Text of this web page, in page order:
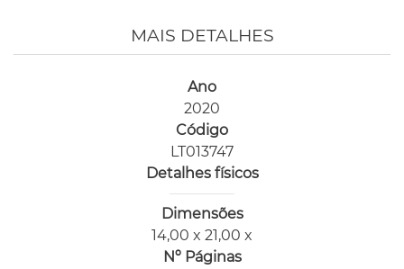
MAIS DETALHES
Ano
2020
Código
LT013747
Detalhes físicos
Dimensões
14,00 x 21,00 x
Nº Páginas